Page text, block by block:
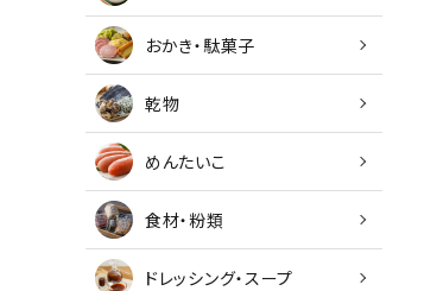
おかき・駄菓子
乾物
めんたいこ
食材・粉類
ドレッシング・スープ